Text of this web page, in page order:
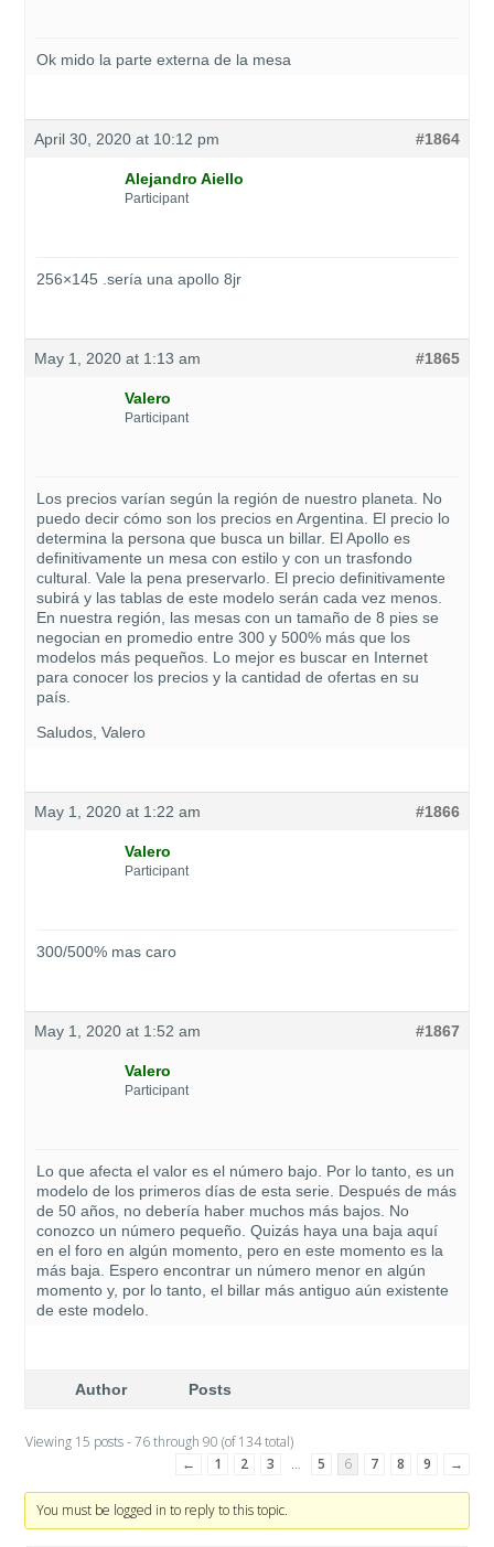
Ok mido la parte externa de la mesa
April 30, 2020 at 10:12 pm #1864
Alejandro Aiello
Participant
256×145 .sería una apollo 8jr
May 1, 2020 at 1:13 am #1865
Valero
Participant
Los precios varían según la región de nuestro planeta. No
puedo decir cómo son los precios en Argentina. El precio lo
determina la persona que busca un billar. El Apollo es
definitivamente un mesa con estilo y con un trasfondo
cultural. Vale la pena preservarlo. El precio definitivamente
subirá y las tablas de este modelo serán cada vez menos.
En nuestra región, las mesas con un tamaño de 8 pies se
negocian en promedio entre 300 y 500% más que los
modelos más pequeños. Lo mejor es buscar en Internet
para conocer los precios y la cantidad de ofertas en su
país.
Saludos, Valero
May 1, 2020 at 1:22 am #1866
Valero
Participant
300/500% mas caro
May 1, 2020 at 1:52 am #1867
Valero
Participant
Lo que afecta el valor es el número bajo. Por lo tanto, es un
modelo de los primeros días de esta serie. Después de más
de 50 años, no debería haber muchos más bajos. No
conozco un número pequeño. Quizás haya una baja aquí
en el foro en algún momento, pero en este momento es la
más baja. Espero encontrar un número menor en algún
momento y, por lo tanto, el billar más antiguo aún existente
de este modelo.
Author Posts
Viewing 15 posts - 76 through 90 (of 134 total)
←
1 2 3 … 5 6 7 8 9 →
You must be logged in to reply to this topic.